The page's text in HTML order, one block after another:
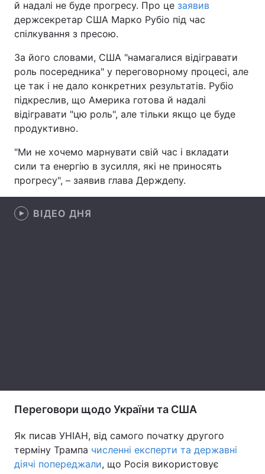
Україна Політика
Спорт Наука
Техно і зв'язок Лайт
Зброя
Здоров'я Туризм
Цікавинки Погода
й надалі не буде прогресу. Про це заявив
держсекретар США Марко Рубіо під час
спілкування з пресою.
За його словами, США "намагалися відігравати
роль посередника" у переговорному процесі, але
це так і не дало конкретних результатів. Рубіо
підкреслив, що Америка готова й надалі
відігравати "цю роль", але тільки якщо це буде
продуктивно.
"Ми не хочемо марнувати свій час і вкладати
сили та енергію в зусилля, які не приносять
прогресу", – заявив глава Держдепу.
ВІДЕО ДНЯ
Переговори щодо України та США
Як писав УНІАН, від самого початку другого
терміну Трампа численні експерти та державні
діячі попереджали, що Росія використовує